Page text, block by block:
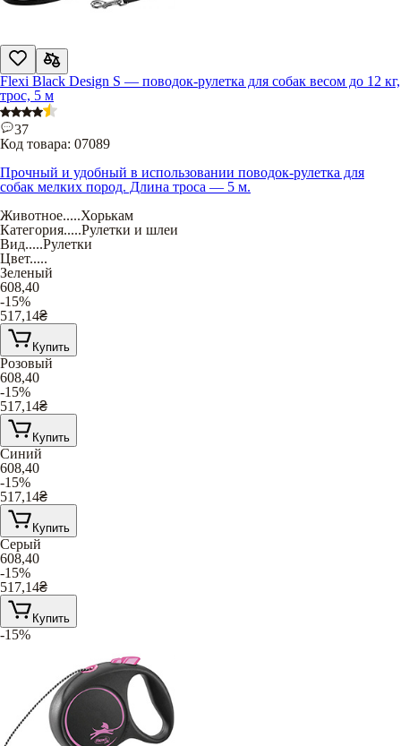
Flexi Black Design S — поводок-рулетка для собак весом до 12 кг,
трос, 5 м
37
Код товара: 07089
Прочный и удобный в использовании поводок-рулетка для
собак мелких пород. Длина троса — 5 м.
Животное.....Хорькам
Категория.....Рулетки и шлеи
Вид.....Рулетки
Цвет.....
Зеленый
608,40
-15%
517,14₴
Купить
Розовый
608,40
-15%
517,14₴
Купить
Синий
608,40
-15%
517,14₴
Купить
Серый
608,40
-15%
517,14₴
Купить
-15%